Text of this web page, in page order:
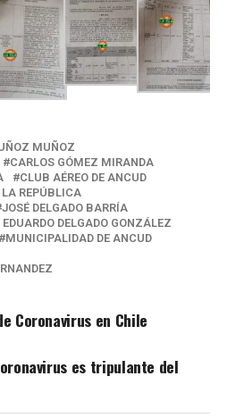
MUÑOZ
CARLOS GÓMEZ MIRANDA
CLUB AÉREO DE ANCUD
LA REPÚBLICA
JOSÉ DELGADO BARRÍA
DELGADO GONZÁLEZ
MUNICIPALIDAD DE ANCUD
Coronavirus en Chile
es tripulante del